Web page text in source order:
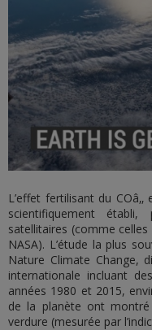
L’effet fertilisant du
scientifiquement établi,
satellitaires (comme celles
NASA). L’étude la plus
Nature Climate Change,
internationale incluant
années 1980 et 2015,
de la planète ont
verdure (mesurée par